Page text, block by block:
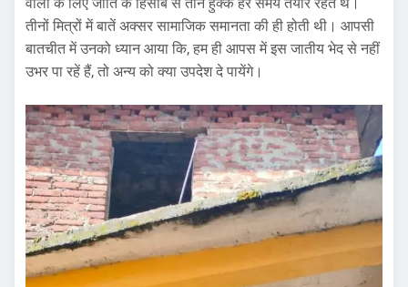
तीनों मित्रों में बातें अक्सर सामाजिक समानता की ही होती थी। आपसी
बातचीत में उनको ध्यान आया कि, हम ही आपस में इस जातीय भेद से नहीं
उभर पा रहें हैं, तो अन्य को क्या उपदेश दे पायेंगे।